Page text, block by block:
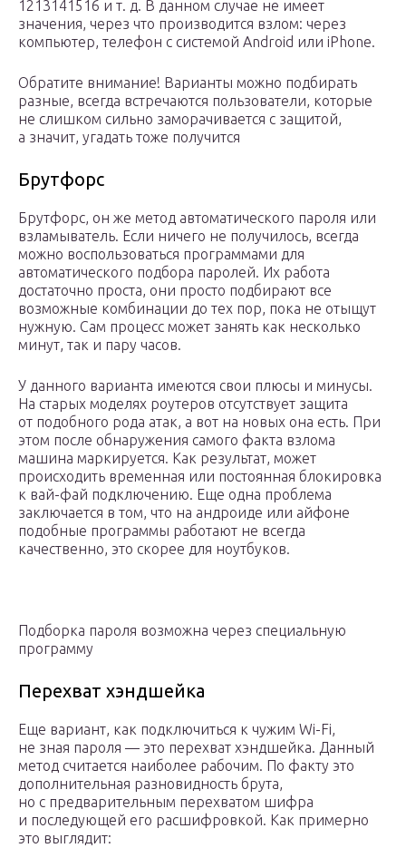
1213141516 и т. д. В данном случае не имеет
значения, через что производится взлом: через
компьютер, телефон с системой Android или iPhone.
Обратите внимание! Варианты можно подбирать
разные, всегда встречаются пользователи, которые
не слишком сильно заморачивается с защитой,
а значит, угадать тоже получится
Брутфорс
Брутфорс, он же метод автоматического пароля или
взламыватель. Если ничего не получилось, всегда
можно воспользоваться программами для
автоматического подбора паролей. Их работа
достаточно проста, они просто подбирают все
возможные комбинации до тех пор, пока не отыщут
нужную. Сам процесс может занять как несколько
минут, так и пару часов.
У данного варианта имеются свои плюсы и минусы.
На старых моделях роутеров отсутствует защита
от подобного рода атак, а вот на новых она есть. При
этом после обнаружения самого факта взлома
машина маркируется. Как результат, может
происходить временная или постоянная блокировка
к вай-фай подключению. Еще одна проблема
заключается в том, что на андроиде или айфоне
подобные программы работают не всегда
качественно, это скорее для ноутбуков.
Подборка пароля возможна через специальную
программу
Перехват хэндшейка
Еще вариант, как подключиться к чужим Wi-Fi,
не зная пароля — это перехват хэндшейка. Данный
метод считается наиболее рабочим. По факту это
дополнительная разновидность брута,
но с предварительным перехватом шифра
и последующей его расшифровкой. Как примерно
это выглядит: